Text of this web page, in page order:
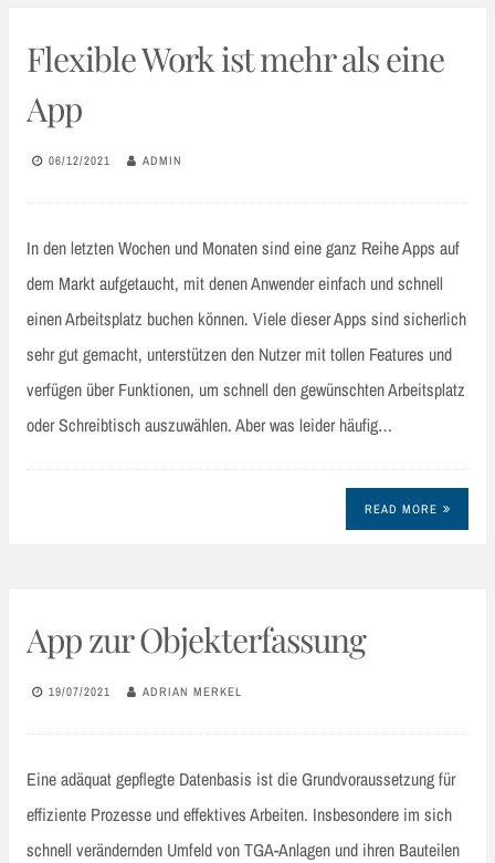
Flexible Work ist mehr als eine
App
06/12/2021 ADMIN
In den letzten Wochen und Monaten sind eine ganz Reihe Apps auf
dem Markt aufgetaucht, mit denen Anwender einfach und schnell
einen Arbeitsplatz buchen können. Viele dieser Apps sind sicherlich
sehr gut gemacht, unterstützen den Nutzer mit tollen Features und
verfügen über Funktionen, um schnell den gewünschten Arbeitsplatz
oder Schreibtisch auszuwählen. Aber was leider häufig…
READ MORE
App zur Objekterfassung
19/07/2021 ADRIAN MERKEL
Eine adäquat gepflegte Datenbasis ist die Grundvoraussetzung für
effiziente Prozesse und effektives Arbeiten. Insbesondere im sich
schnell verändernden Umfeld von TGA-Anlagen und ihren Bauteilen